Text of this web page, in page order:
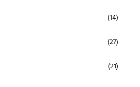
(14)
(27)
(21)